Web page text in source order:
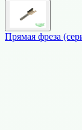
Прямая фреза